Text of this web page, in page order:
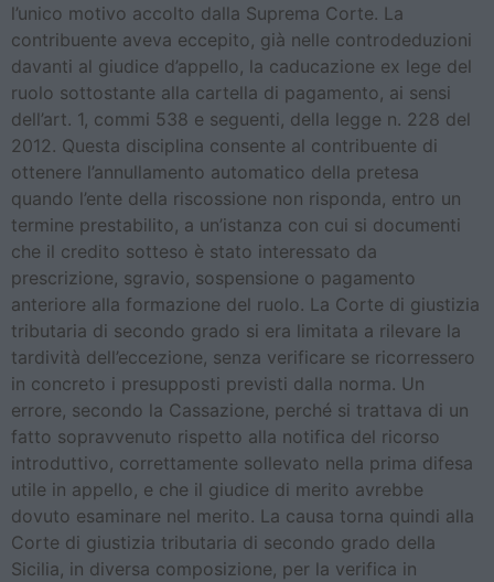
l’unico motivo accolto dalla Suprema Corte. La
contribuente aveva eccepito, già nelle controdeduzioni
davanti al giudice d’appello, la caducazione ex lege del
ruolo sottostante alla cartella di pagamento, ai sensi
dell’art. 1, commi 538 e seguenti, della legge n. 228 del
2012. Questa disciplina consente al contribuente di
ottenere l’annullamento automatico della pretesa
quando l’ente della riscossione non risponda, entro un
termine prestabilito, a un’istanza con cui si documenti
che il credito sotteso è stato interessato da
prescrizione, sgravio, sospensione o pagamento
anteriore alla formazione del ruolo. La Corte di giustizia
tributaria di secondo grado si era limitata a rilevare la
tardività dell’eccezione, senza verificare se ricorressero
in concreto i presupposti previsti dalla norma. Un
errore, secondo la Cassazione, perché si trattava di un
fatto sopravvenuto rispetto alla notifica del ricorso
introduttivo, correttamente sollevato nella prima difesa
utile in appello, e che il giudice di merito avrebbe
dovuto esaminare nel merito. La causa torna quindi alla
Corte di giustizia tributaria di secondo grado della
Sicilia, in diversa composizione, per la verifica in